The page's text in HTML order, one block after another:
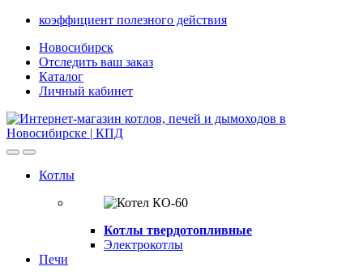
Skip
navigation
Skip
content
коэффициент полезного действия
Новосибирск
Отследить ваш заказ
Каталог
Личный кабинет
OpenClose
Котлы
Котлы твердотопливные
Электрокотлы
Печи